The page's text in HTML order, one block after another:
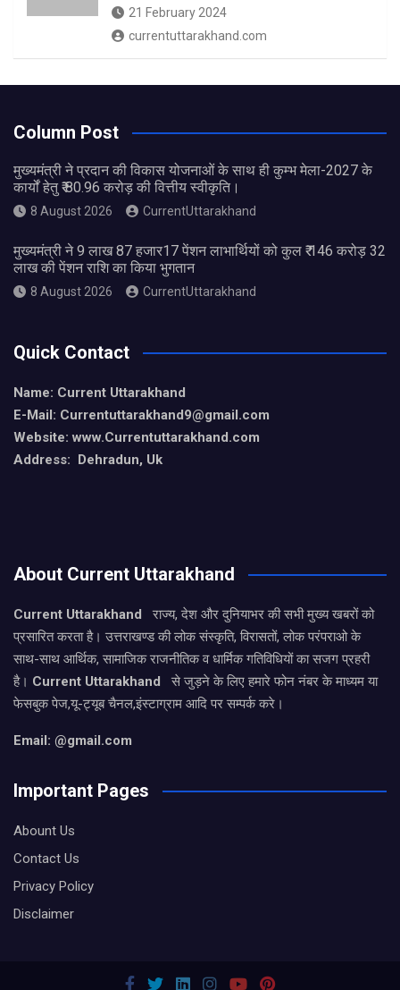
21 February 2024
currentuttarakhand.com
Column Post
मुख्यमंत्री ने प्रदान की विकास योजनाओं के साथ ही कुम्भ मेला-2027 के
कार्यों हेतु ₹ 80.96 करोड़ की वित्तीय स्वीकृति।
8 August 2026 CurrentUttarakhand
मुख्यमंत्री ने 9 लाख 87 हजार17 पेंशन लाभार्थियों को कुल ₹ 146 करोड़ 32
लाख की पेंशन राशि का किया भुगतान
8 August 2026 CurrentUttarakhand
Quick Contact
Name: Current Uttarakhand
E-Mail: Currentuttarakhand9@gmail.com
Website: www.Currentuttarakhand.com
Address: Dehradun, Uk
About Current Uttarakhand
Current Uttarakhand
राज्य, देश और दुनियाभर की सभी मुख्य खबरों को
प्रसारित करता है। उत्तराखण्ड की लोक संस्कृति, विरासतों, लोक परंपराओ के
साथ-साथ आर्थिक, सामाजिक राजनीतिक व धार्मिक गतिविधियों का सजग प्रहरी
है। Current Uttarakhand
से जुड़ने के लिए हमारे फोन नंबर के माध्यम या
फेसबुक पेज,यू-ट्यूब चैनल,इंस्टाग्राम आदि पर सम्पर्क करे।
Email: @gmail.com
Important Pages
Abount Us
Contact Us
Privacy Policy
Disclaimer